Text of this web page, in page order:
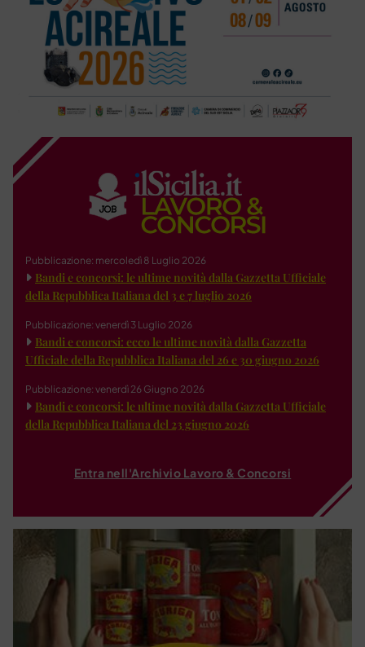
Pubblicazione: mercoledì 8 Luglio 2026
Bandi e concorsi: le ultime novità dalla Gazzetta Ufficiale
della Repubblica Italiana del 3 e 7 luglio 2026
Pubblicazione: venerdì 3 Luglio 2026
Bandi e concorsi: ecco le ultime novità dalla Gazzetta
Ufficiale della Repubblica Italiana del 26 e 30 giugno 2026
Pubblicazione: venerdì 26 Giugno 2026
Bandi e concorsi: le ultime novità dalla Gazzetta Ufficiale
della Repubblica Italiana del 23 giugno 2026
Entra nell'Archivio Lavoro & Concorsi